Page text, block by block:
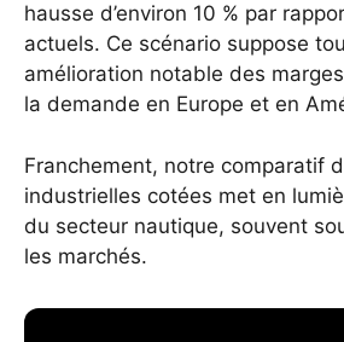
hausse d’environ 10 % par
actuels. Ce scénario suppose
amélioration notable des
la demande en Europe et en
Franchement, notre comparatif
industrielles cotées met en
du secteur nautique, souvent
les marchés.